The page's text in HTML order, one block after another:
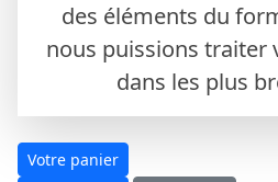
des éléments du
nous puissions traiter
dans les plus
Votre panier